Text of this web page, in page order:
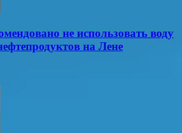
не использовать воду
на Лене